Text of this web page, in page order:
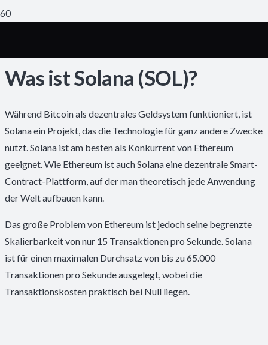
Was ist Solana (SOL)?
Während Bitcoin als dezentrales Geldsystem funktioniert, ist
Solana ein Projekt, das die Technologie für ganz andere Zwecke
nutzt. Solana ist am besten als Konkurrent von Ethereum
geeignet. Wie Ethereum ist auch Solana eine dezentrale Smart-
Contract-Plattform, auf der man theoretisch jede Anwendung
der Welt aufbauen kann.
Das große Problem von Ethereum ist jedoch seine begrenzte
Skalierbarkeit von nur 15 Transaktionen pro Sekunde. Solana
ist für einen maximalen Durchsatz von bis zu 65.000
Transaktionen pro Sekunde ausgelegt, wobei die
Transaktionskosten praktisch bei Null liegen.